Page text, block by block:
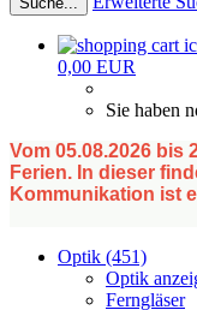
0,00 EUR
Sie haben
Vom 05.08.2026 bis
Ferien. In dieser
Kommunikation ist
Optik (451)
Optik
Ferngläser